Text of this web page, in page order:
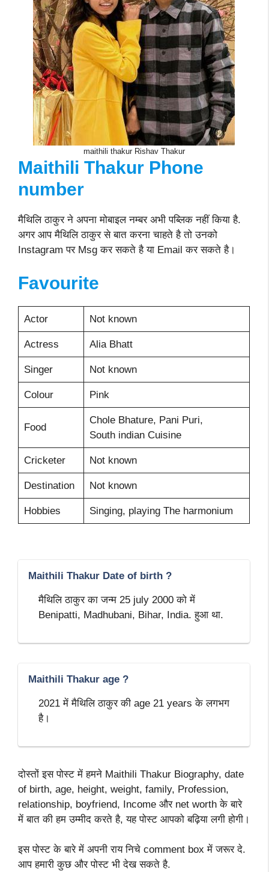
maithili thakur Rishav Thakur
Maithili Thakur Phone
number
मैथिलि ठाकुर ने अपना मोबाइल नम्बर अभी पब्लिक नहीं किया है.
अगर आप मैथिलि ठाकुर से बात करना चाहते है तो उनको
Instagram पर Msg कर सकते है या Email कर सकते है।
Favourite
Actor Not known
Actress Alia Bhatt
Singer Not known
Colour Pink
Food
Chole Bhature, Pani Puri,
South indian Cuisine
Cricketer Not known
Destination Not known
Hobbies Singing, playing The harmonium
Maithili Thakur Date of birth ?
मैथिलि ठाकुर का जन्म 25 july 2000 को में
Benipatti, Madhubani, Bihar, India. हुआ था.
Maithili Thakur age ?
2021 में मैथिलि ठाकुर की age 21 years के लगभग
है।
दोस्तों इस पोस्ट में हमने Maithili Thakur Biography, date
of birth, age, height, weight, family, Profession,
relationship, boyfriend, Income और net worth के बारे
में बात की हम उम्मीद करते है, यह पोस्ट आपको बढ़िया लगी होगी।
इस पोस्ट के बारे में अपनी राय निचे comment box में जरूर दे.
आप हमारी कुछ और पोस्ट भी देख सकते है.